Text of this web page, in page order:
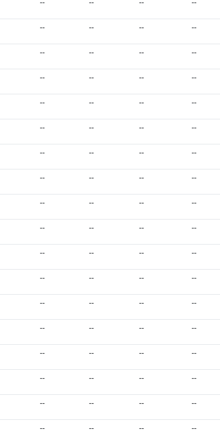
-- -- -- --
-- -- -- --
-- -- -- --
-- -- -- --
-- -- -- --
-- -- -- --
-- -- -- --
-- -- -- --
-- -- -- --
-- -- -- --
-- -- -- --
-- -- -- --
-- -- -- --
-- -- -- --
-- -- -- --
-- -- -- --
-- -- -- --
-- -- -- --